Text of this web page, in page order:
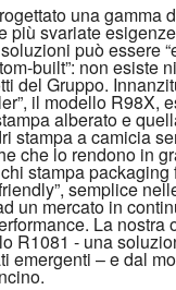
una gamma
più svariate
può essere
built”: non esiste
del Gruppo.
il modello R98X,
alberato e
stampa a camicia
che lo rendono in
stampa
semplice
un mercato in
La
R1081 - una
emergenti – e dal